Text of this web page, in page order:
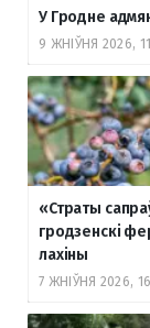
У Гродне
9 ЖНІЎНЯ 2026,
«Страты
гродзенскі
лахіны
7 ЖНІЎНЯ 2026,